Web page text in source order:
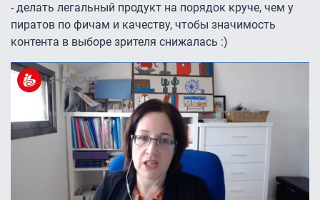
- делать легальный продукт на порядок круче, чем у
пиратов по фичам и качеству, чтобы значимость
контента в выборе зрителя снижалась :)